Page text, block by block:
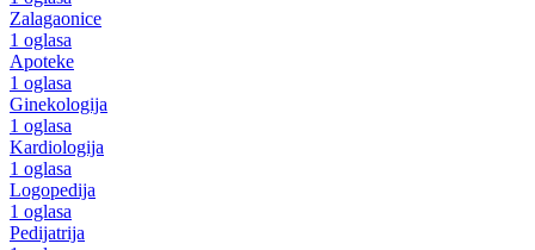
Zalagaonice
1 oglasa
Apoteke
1 oglasa
Ginekologija
1 oglasa
Kardiologija
1 oglasa
Logopedija
1 oglasa
Pedijatrija